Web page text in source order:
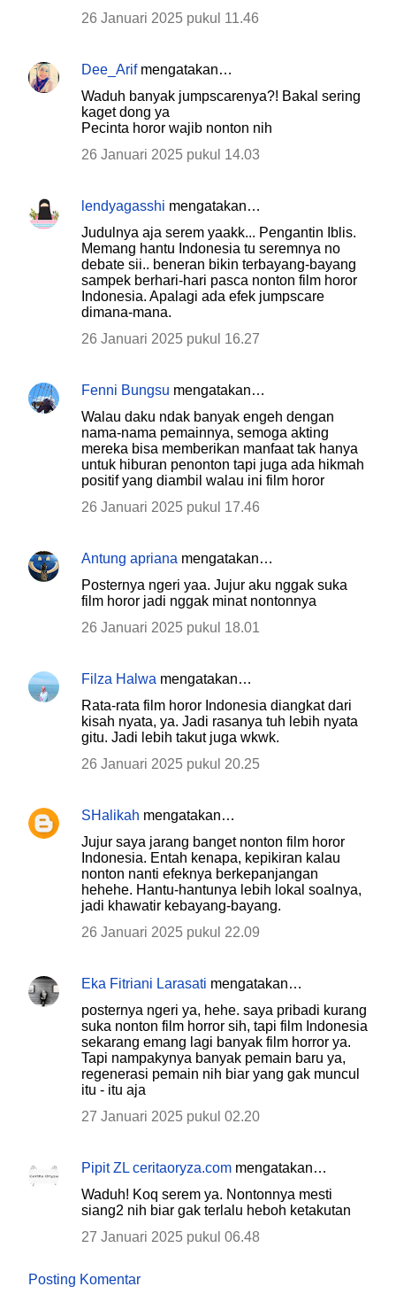
26 Januari 2025 pukul 11.46
Dee_Arifmengatakan…
Waduh banyak jumpscarenya?! Bakal sering
kaget dong ya
Pecinta horor wajib nonton nih
26 Januari 2025 pukul 14.03
lendyagasshi mengatakan…
Judulnya aja serem yaakk... Pengantin Iblis.
Memang hantu Indonesia tu seremnya no
debate sii.. beneran bikin terbayang-bayang
sampek berhari-hari pasca nonton film horor
Indonesia. Apalagi ada efek jumpscare
dimana-mana.
26 Januari 2025 pukul 16.27
Fenni Bungsu mengatakan…
Walau daku ndak banyak engeh dengan
nama-nama pemainnya, semoga akting
mereka bisa memberikan manfaat tak hanya
untuk hiburan penonton tapi juga ada hikmah
positif yang diambil walau ini film horor
26 Januari 2025 pukul 17.46
Antung apriana mengatakan…
Posternya ngeri yaa. Jujur aku nggak suka
film horor jadi nggak minat nontonnya
26 Januari 2025 pukul 18.01
Filza Halwa mengatakan…
Rata-rata film horor Indonesia diangkat dari
kisah nyata, ya. Jadi rasanya tuh lebih nyata
gitu. Jadi lebih takut juga wkwk.
26 Januari 2025 pukul 20.25
SHalikah mengatakan…
Jujur saya jarang banget nonton film horor
Indonesia. Entah kenapa, kepikiran kalau
nonton nanti efeknya berkepanjangan
hehehe. Hantu-hantunya lebih lokal soalnya,
jadi khawatir kebayang-bayang.
26 Januari 2025 pukul 22.09
Eka Fitriani Larasati mengatakan…
posternya ngeri ya, hehe. saya pribadi kurang
suka nonton film horror sih, tapi film Indonesia
sekarang emang lagi banyak film horror ya.
Tapi nampakynya banyak pemain baru ya,
regenerasi pemain nih biar yang gak muncul
itu - itu aja
27 Januari 2025 pukul 02.20
Pipit ZL ceritaoryza.com mengatakan…
Waduh! Koq serem ya. Nontonnya mesti
siang2 nih biar gak terlalu heboh ketakutan
27 Januari 2025 pukul 06.48
Posting Komentar